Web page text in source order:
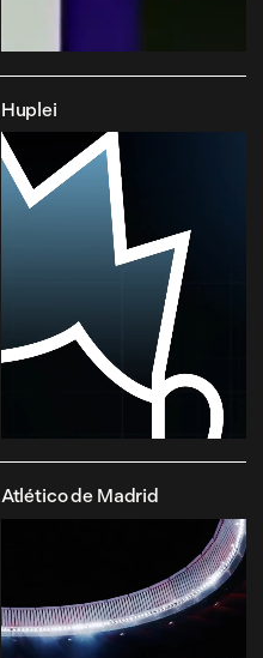
Huplei
Atlético de Madrid